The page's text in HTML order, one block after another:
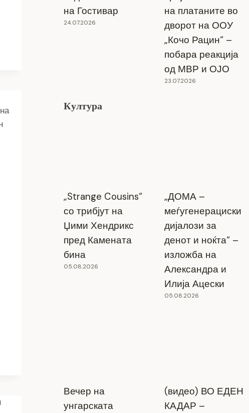
на Гостивар
24.07.2026
на платаните во
дворот на ООУ
„Кочо Рацин“ –
побара реакција
од МВР и ОЈО
23.07.2026
Култура
„Strange Cousins“
со трибјут на
Џими Хендрикс
пред Камената
бина
05.08.2026
„ДОМА –
меѓугенерациски
дијалози за
денот и ноќта“ –
изложба на
Александра и
Илија Ацески
05.08.2026
Вечер на
унгарската
(видео) ВО ЕДЕН
КАДАР –